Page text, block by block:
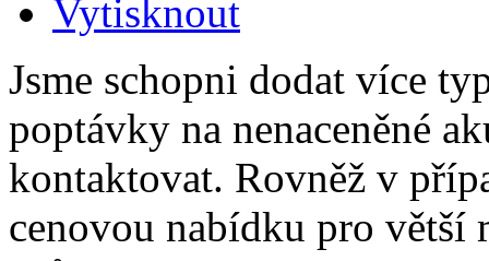
Jsme schopni dodat více
poptávky na nenaceněné
kontaktovat. Rovněž v
cenovou nabídku pro větší